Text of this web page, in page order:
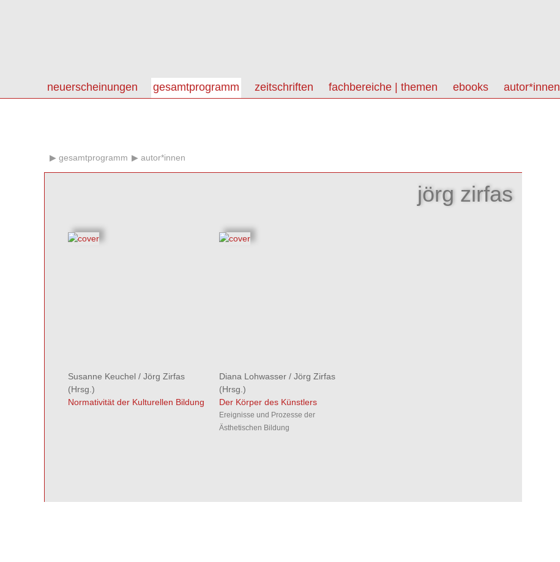
neuerscheinungen gesamtprogramm zeitschriften fachbereiche | themen ebooks autor*innen
gesamtprogramm autor*innen
jörg zirfas
Susanne Keuchel / Jörg Zirfas
(Hrsg.)
Normativität der Kulturellen Bildung
Diana Lohwasser / Jörg Zirfas
(Hrsg.)
Der Körper des Künstlers
Ereignisse und Prozesse der
Ästhetischen Bildung